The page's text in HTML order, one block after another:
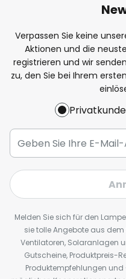
Verpassen Sie keine
Aktionen und die
registrieren und wir
zu, den Sie bei Ihrem
Privatkunde
Melden Sie sich für den
sie tolle Angebote aus
Ventilatoren, Solaranlagen
Gutscheine, Produktpreis-
Produktempfehlungen